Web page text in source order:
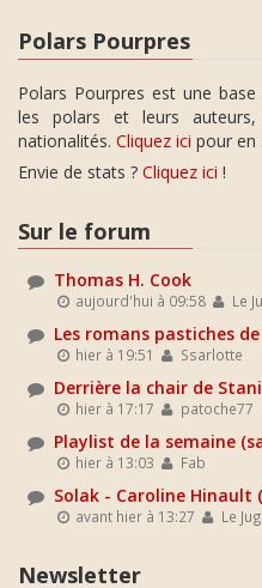
Polars Pourpres
Polars Pourpres est une
les polars et leurs
nationalités. Cliquez ici pour en
Envie de stats ? Cliquez ici !
Sur le forum
Thomas H. Cook
aujourd'hui à 09:58 Le
Les romans pastiches
hier à 19:51 Ssarlotte
Derrière la chair de
hier à 17:17 patoche77
Playlist de la semaine
hier à 13:03 Fab
Solak - Caroline Hinault
avant hier à 13:27 Le
Newsletter